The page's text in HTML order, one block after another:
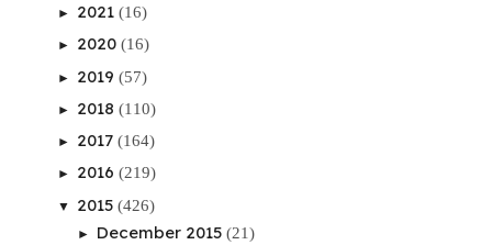
► 2021 (16)
► 2020 (16)
► 2019 (57)
► 2018 (110)
► 2017 (164)
► 2016 (219)
▼ 2015 (426)
► December 2015 (21)